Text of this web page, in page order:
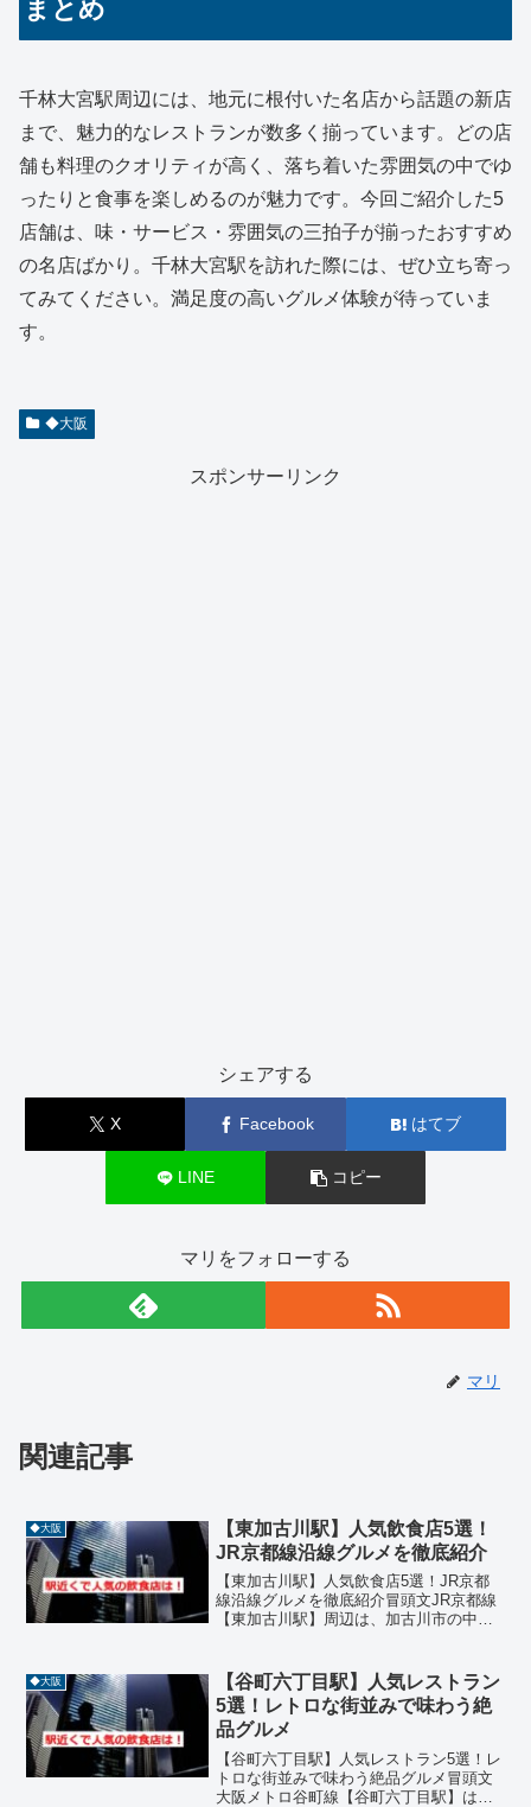
まとめ
千林大宮駅周辺には、地元に根付いた名店から話題の新店
まで、魅力的なレストランが数多く揃っています。どの店
舗も料理のクオリティが高く、落ち着いた雰囲気の中でゆ
ったりと食事を楽しめるのが魅力です。今回ご紹介した5
店舗は、味・サービス・雰囲気の三拍子が揃ったおすすめ
の名店ばかり。千林大宮駅を訪れた際には、ぜひ立ち寄っ
てみてください。満足度の高いグルメ体験が待っていま
す。
◆大阪
スポンサーリンク
シェアする
X Facebook はてブ
LINE コピー
マリをフォローする
マリ
関連記事
◆大阪
【東加古川駅】人気飲食店5選！
JR京都線沿線グルメを徹底紹介
【東加古川駅】人気飲食店5選！JR京都
線沿線グルメを徹底紹介冒頭文JR京都線
【東加古川駅】周辺は、加古川市の中心
歩圏内には、焼肉、イタリアン、和食、
鉄板バル、洋食などジ...
◆大阪
【谷町六丁目駅】人気レストラン
5選！レトロな街並みで味わう絶
品グルメ
【谷町六丁目駅】人気レストラン5選！レ
トロな街並みで味わう絶品グルメ冒頭文
大阪メトロ谷町線【谷町六丁目駅】は、